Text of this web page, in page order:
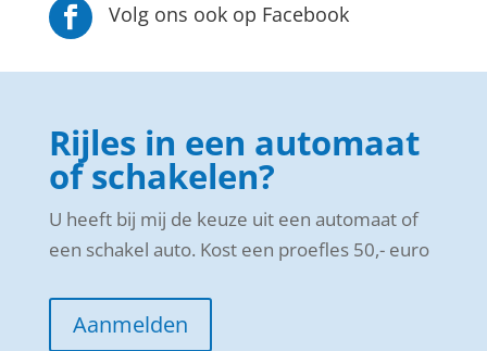
 Volg ons ook op Facebook
Rijles in een automaat
of schakelen?
U heeft bij mij de keuze uit een automaat of
een schakel auto. Kost een proefles 50,- euro
Aanmelden